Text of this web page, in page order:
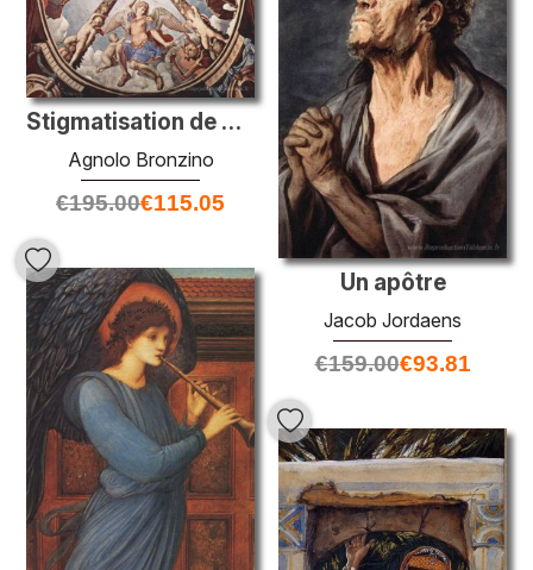
Stigmatisation de Saint-François
Agnolo Bronzino
€195.00€115.05
Un apôtre
Jacob Jordaens
€159.00€93.81